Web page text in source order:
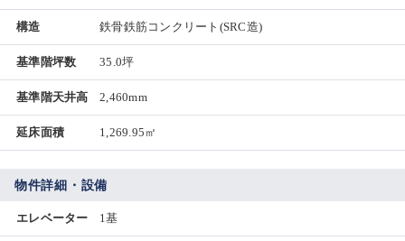
構造 鉄骨鉄筋コンクリート(SRC造)
基準階坪数 35.0坪
基準階天井高 2,460mm
延床面積 1,269.95㎡
物件詳細・設備
エレベーター 1基